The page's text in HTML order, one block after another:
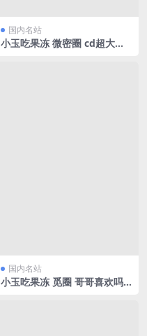
国内名站
小玉吃果冻 微密圈 cd超大的
国内名站
小玉吃果冻 觅圈 哥哥喜欢吗